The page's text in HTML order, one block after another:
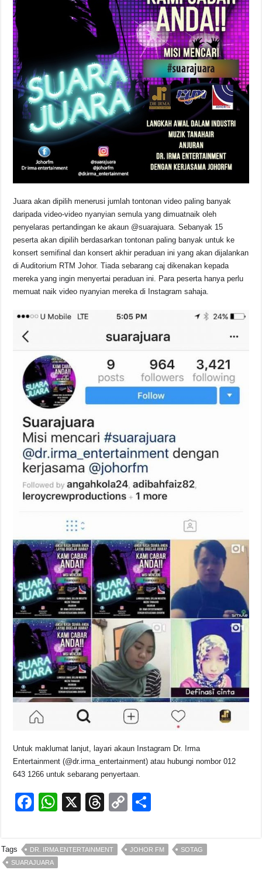
Juara akan dipilih menerusi jumlah tontonan video paling banyak
daripada video-video nyanyian semula yang dimuatnaik oleh
penyelaras pertandingan ke akaun @suarajuara. Sebanyak 15
peserta akan dipilih berdasarkan tontonan paling banyak untuk ke
konsert semifinal dan konsert akhir peraduan ini yang akan dijalankan
di Auditorium RTM Johor. Tiada sebarang caj dikenakan kepada
mereka yang ingin menyertai peraduan ini. Para peserta hanya perlu
memuat naik video nyanyian mereka di Instagram sahaja.
Untuk maklumat lanjut, layari akaun Instagram Dr. Irma
Entertainment (@dr.irma_entertainment) atau hubungi nombor 012
643 1266 untuk sebarang penyertaan.
F
c
e
W
at
s
X
T
e
a
C
p
y
ar
e
Tags DR. IRMA ENTERTAINMENT JOHOR FM
SOTAG
SUARAJUARA